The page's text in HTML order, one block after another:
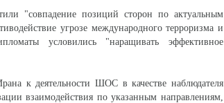
"совпадение позиций сторон по актуальным
угрозе международного терроризма и
условились "наращивать эффективное
к деятельности ШОС в качестве наблюдателя
взаимодействия по указанным направлениям,